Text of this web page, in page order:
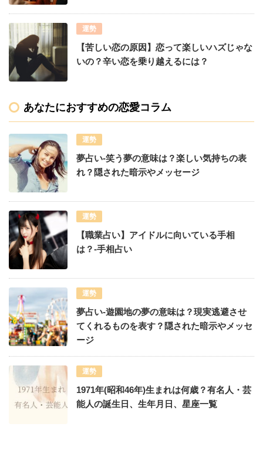
運勢
【苦しい恋の原因】恋って楽しいハズじゃな
いの？辛い恋を乗り越えるには？
あなたにおすすめの恋愛コラム
運勢
夢占い-笑う夢の意味は？楽しい気持ちの表
れ？隠された暗示やメッセージ
運勢
【職業占い】アイドルに向いている手相
は？-手相占い
運勢
夢占い-遊園地の夢の意味は？現実逃避させ
てくれるものを表す？隠された暗示やメッセ
ージ
運勢
1971年(昭和46年)生まれは何歳？有名人・芸
能人の誕生日、生年月日、星座一覧